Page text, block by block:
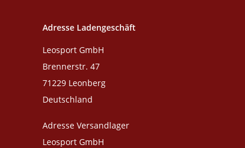
Adresse Ladengeschäft
Leosport GmbH
Brennerstr. 47
71229 Leonberg
Deutschland
Adresse Versandlager
Leosport GmbH